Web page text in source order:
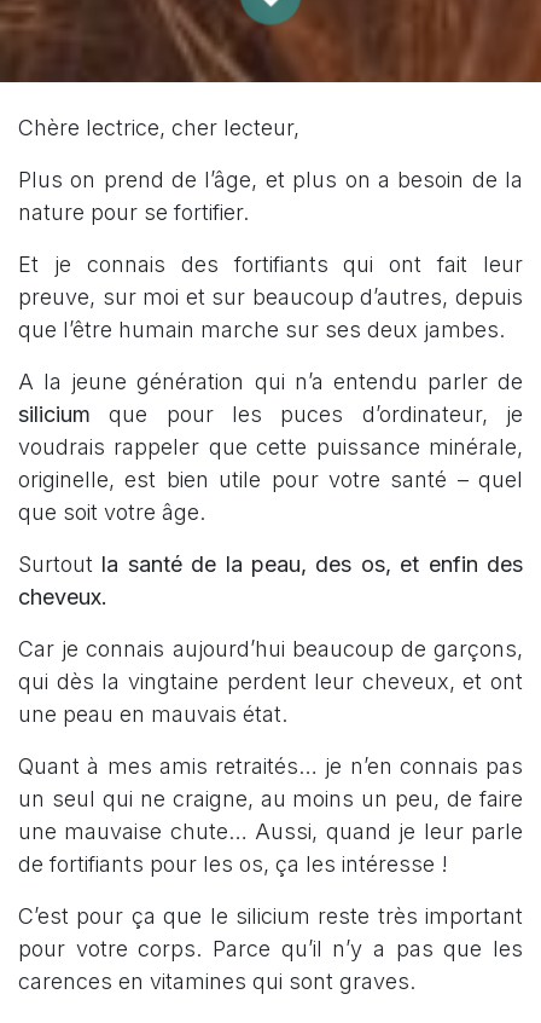
Chère lectrice, cher lecteur,
Plus on prend de l’âge, et plus on a besoin de la
nature pour se fortifier.
Et je connais des fortifiants qui ont fait leur
preuve, sur moi et sur beaucoup d’autres, depuis
que l’être humain marche sur ses deux jambes.
A la jeune génération qui n’a entendu parler de
silicium que pour les puces d’ordinateur, je
voudrais rappeler que cette puissance minérale,
originelle, est bien utile pour votre santé – quel
que soit votre âge.
Surtout la santé de la peau, des os, et enfin des
cheveux.
Car je connais aujourd’hui beaucoup de garçons,
qui dès la vingtaine perdent leur cheveux, et ont
une peau en mauvais état.
Quant à mes amis retraités… je n’en connais pas
un seul qui ne craigne, au moins un peu, de faire
une mauvaise chute… Aussi, quand je leur parle
de fortifiants pour les os, ça les intéresse !
C’est pour ça que le silicium reste très important
pour votre corps. Parce qu’il n’y a pas que les
carences en vitamines qui sont graves.